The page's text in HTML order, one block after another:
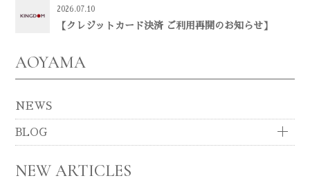
2026.07.10
【クレジットカード決済 ご利用再開のお知らせ】
AOYAMA
NEWS
BLOG
NEW ARTICLES